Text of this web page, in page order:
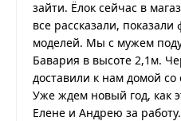
зайти. Ёлок сейчас в
все рассказали, показали
моделей. Мы с мужем
Бавария в высоте 2,1м.
доставили к нам домой со
Уже ждем новый год, как
Елене и Андрею за работу.